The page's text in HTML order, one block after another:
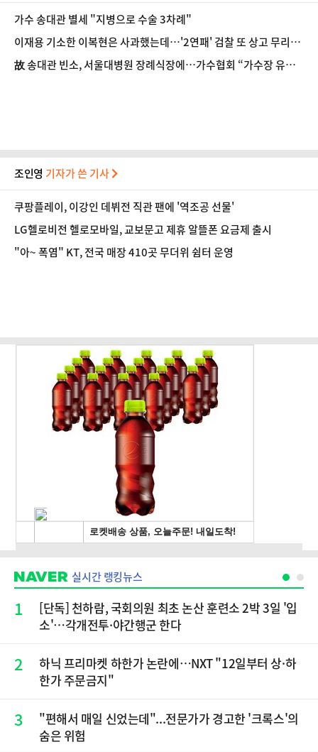
가수 송대관 별세 "지병으로 수술 3차례"
이재용 기소한 이복현은 사과했는데…'2연패' 검찰 또 상고 무리
수?
故 송대관 빈소, 서울대병원 장례식장에…가수협회 “가수장 유족
조인영 기자가 쓴 기사
쿠팡플레이, 이강인 데뷔전 직관 팬에 '역조공 선물'
LG헬로비전 헬로모바일, 교보문고 제휴 알뜰폰 요금제 출시
"아~ 폭염" KT, 전국 매장 410곳 무더위 쉼터 운영
실시간 랭킹뉴스
1
[단독] 천하람, 국회의원 최초 논산 훈련소 2박 3일 '입
소'…각개전투·야간행군 한다
2
하닉 프리마켓 하한가 논란에…NXT "12일부터 상·하
한가 주문금지"
3
"편해서 매일 신었는데"...전문가가 경고한 '크록스'의
숨은 위험